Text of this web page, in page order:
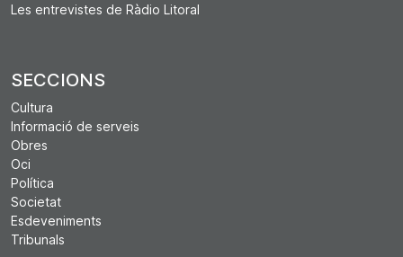
Les entrevistes de Ràdio Litoral
SECCIONS
Cultura
Informació de serveis
Obres
Oci
Política
Societat
Esdeveniments
Tribunals